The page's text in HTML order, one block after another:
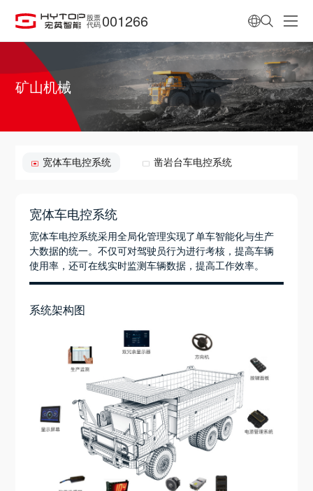
股票
代码 001266
矿山机械
宽体车电控系统 凿岩台车电控系统
宽体车电控系统
宽体车电控系统采用全局化管理实现了单车智能化与生产
大数据的统一。不仅可对驾驶员行为进行考核，提高车辆
使用率，还可在线实时监测车辆数据，提高工作效率。
系统架构图